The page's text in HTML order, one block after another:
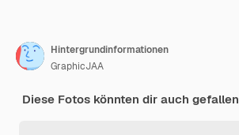
Hintergrundinformationen
GraphicJAA
Diese Fotos könnten dir auch gefallen